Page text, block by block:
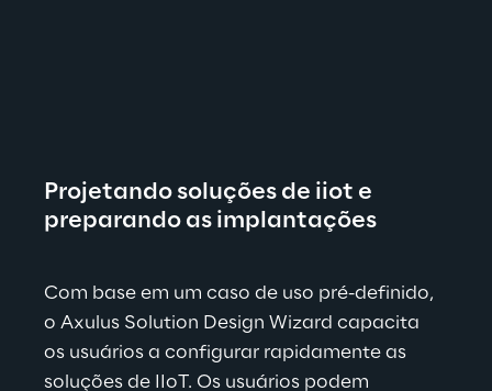
Projetando soluções de iiot e
preparando as implantações
Com base em um caso de uso pré-definido,
o Axulus Solution Design Wizard capacita
os usuários a configurar rapidamente as
soluções de IIoT. Os usuários podem